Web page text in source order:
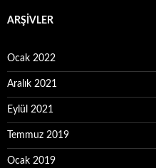
ARŞIVLER
Ocak 2022
Aralık 2021
Eylül 2021
Temmuz 2019
Ocak 2019